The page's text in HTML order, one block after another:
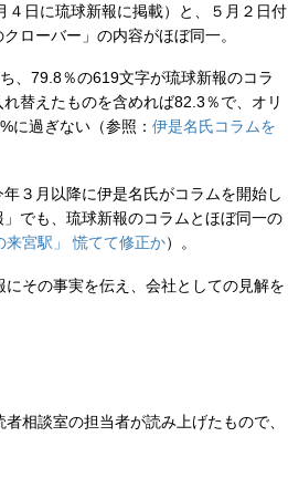
日に琉球新報に掲載）と、５月２日付
ローバー」の内容がほぼ同一。
、79.8％の619文字が琉球新報のコラ
替えたものを含めれば82.3％で、オリ
に過ぎない（参照： 伊是名氏コラムを
３月以降に伊是名氏がコラムを開始し
でも、琉球新報のコラムとほぼ同一の
来宮駅」 慌てて修正か）。
その事実を伝え、会社としての見解を
相談室の担当者が読み上げたもので、